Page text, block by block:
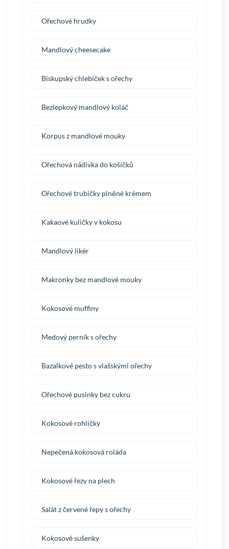
Ořechové hrudky
Mandlový cheesecake
Biskupský chlebíček s ořechy
Bezlepkový mandlový koláč
Korpus z mandlové mouky
Ořechová nádivka do košíčků
Ořechové trubičky plněné krémem
Kakaové kuličky v kokosu
Mandlový likér
Makronky bez mandlové mouky
Kokosové muffiny
Medový perník s ořechy
Bazalkové pesto s vlašskými ořechy
Ořechové pusinky bez cukru
Kokosové rohlíčky
Nepečená kokosová roláda
Kokosové řezy na plech
Salát z červené řepy s ořechy
Kokosové sušenky